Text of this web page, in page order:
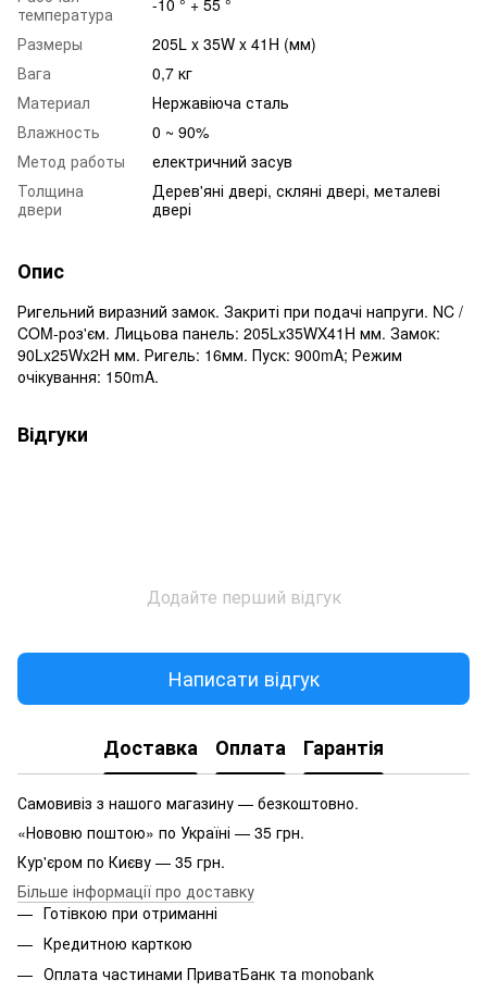
температура
Размеры
205L x 35W x 41H (мм)
Вага
0,7 кг
Материал
Нержавіюча сталь
Влажность
0 ~ 90%
Метод работы
електричний засув
Толщина
двери
Дерев'яні двері, скляні двері, металеві
двері
Опис
Ригельний виразний замок. Закриті при подачі напруги. NC /
COM-роз'єм. Лицьова панель: 205Lx35WX41H мм. Замок:
90Lx25Wx2H мм. Ригель: 16мм. Пуск: 900mA; Режим
очікування: 150mA.
Відгуки
Додайте перший відгук
Написати відгук
Доставка Оплата Гарантія
Самовивіз з нашого магазину — безкоштовно.
«Нововю поштою» по Україні — 35 грн.
Кур'єром по Києву — 35 грн.
Більше інформації про доставку
Готівкою при отриманні
Кредитною карткою
Оплата частинами ПриватБанк та monobank